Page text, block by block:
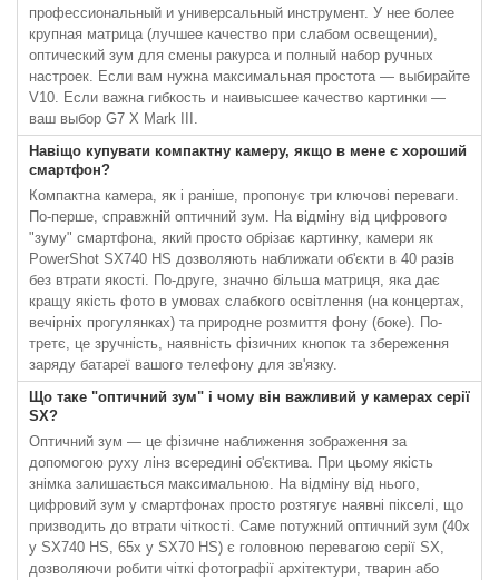
профессиональный и универсальный инструмент. У нее более
крупная матрица (лучшее качество при слабом освещении),
оптический зум для смены ракурса и полный набор ручных
настроек. Если вам нужна максимальная простота — выбирайте
V10. Если важна гибкость и наивысшее качество картинки —
ваш выбор G7 X Mark III.
Навіщо купувати компактну камеру, якщо в мене є хороший
смартфон?
Компактна камера, як і раніше, пропонує три ключові переваги.
По-перше, справжній оптичний зум. На відміну від цифрового
"зуму" смартфона, який просто обрізає картинку, камери як
PowerShot SX740 HS дозволяють наближати об'єкти в 40 разів
без втрати якості. По-друге, значно більша матриця, яка дає
кращу якість фото в умовах слабкого освітлення (на концертах,
вечірніх прогулянках) та природне розмиття фону (боке). По-
третє, це зручність, наявність фізичних кнопок та збереження
заряду батареї вашого телефону для зв'язку.
Що таке "оптичний зум" і чому він важливий у камерах серії
SX?
Оптичний зум — це фізичне наближення зображення за
допомогою руху лінз всередині об'єктива. При цьому якість
знімка залишається максимальною. На відміну від нього,
цифровий зум у смартфонах просто розтягує наявні пікселі, що
призводить до втрати чіткості. Саме потужний оптичний зум (40x
у SX740 HS, 65x у SX70 HS) є головною перевагою серії SX,
дозволяючи робити чіткі фотографії архітектури, тварин або